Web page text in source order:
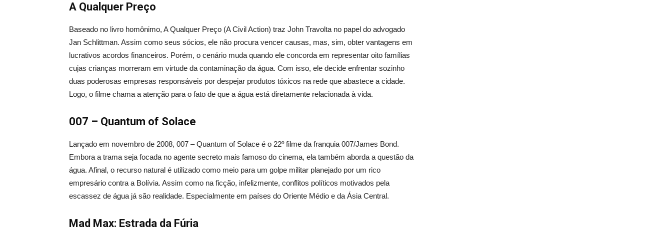
A Qualquer Preço
Baseado no livro homônimo, A Qualquer Preço (A Civil Action) traz John Travolta no papel do advogado
Jan Schlittman. Assim como seus sócios, ele não procura vencer causas, mas, sim, obter vantagens em
lucrativos acordos financeiros. Porém, o cenário muda quando ele concorda em representar oito famílias
cujas crianças morreram em virtude da contaminação da água. Com isso, ele decide enfrentar sozinho
duas poderosas empresas responsáveis por despejar produtos tóxicos na rede que abastece a cidade.
Logo, o filme chama a atenção para o fato de que a água está diretamente relacionada à vida.
007 – Quantum of Solace
Lançado em novembro de 2008, 007 – Quantum of Solace é o 22º filme da franquia 007/James Bond.
Embora a trama seja focada no agente secreto mais famoso do cinema, ela também aborda a questão da
água. Afinal, o recurso natural é utilizado como meio para um golpe militar planejado por um rico
empresário contra a Bolívia. Assim como na ficção, infelizmente, conflitos políticos motivados pela
escassez de água já são realidade. Especialmente em países do Oriente Médio e da Ásia Central.
Mad Max: Estrada da Fúria